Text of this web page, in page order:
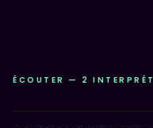
ÉCOUTER — 2